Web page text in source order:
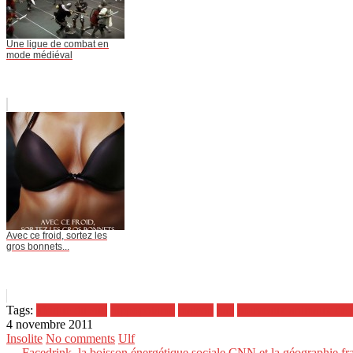
Une ligue de combat en
mode médiéval
Avec ce froid, sortez les
gros bonnets...
Tags:
4 novembre 2011
Insolite No comments Ulf